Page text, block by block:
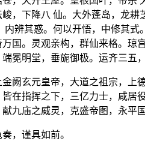
，下降八 仙。大外蓬岛，龙
辨其惑。何以开悟，中修其
国。灵观亲构，群仙来格。琼
冕明堂，垂旎御极。运齐三五
阙玄元皇帝，大道之祖宗，上
在指挥之下，三亿力士，咸
九庙之威灵，克盛帝图，永平
，谨具如前。